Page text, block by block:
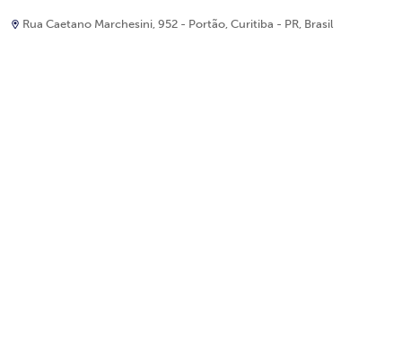
Rua Caetano Marchesini, 952 - Portão, Curitiba - PR, Brasil